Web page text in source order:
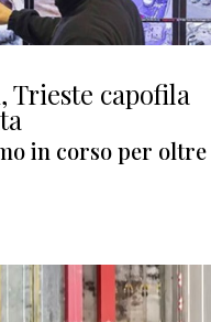
Trieste capofila
in corso per oltre